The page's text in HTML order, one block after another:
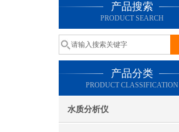
产品搜索
PRODUCT SEARCH
产品分类
PRODUCT CLASSIFICATION
水质分析仪